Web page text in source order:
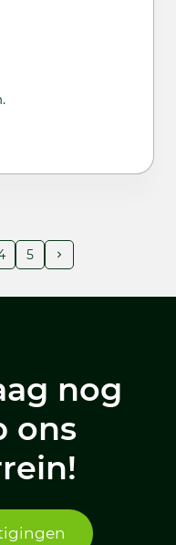
5
nog
ons